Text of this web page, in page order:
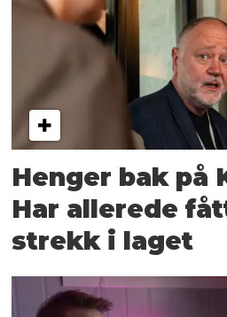
Henger bak på
Har allerede
strekk i laget